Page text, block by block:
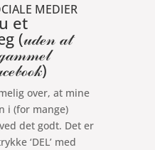
MEDIER
et
(𝓊𝒹ℯ𝓃 𝒶𝓉
over, at mine
i (for mange)
det godt. Det er
‘DEL’ med